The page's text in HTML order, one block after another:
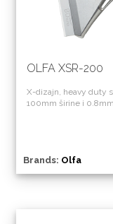
OLFA XSR-200
X-dizajn, heavy duty
100mm širine i
Brands: Olfa